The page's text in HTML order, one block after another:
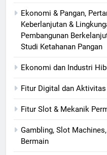
Ekonomi & Pangan,
Keberlanjutan &
Pembangunan
Studi Ketahanan Pangan
Ekonomi dan Industri
Fitur Digital dan Aktivitas
Fitur Slot & Mekanik
Gambling, Slot
Bermain